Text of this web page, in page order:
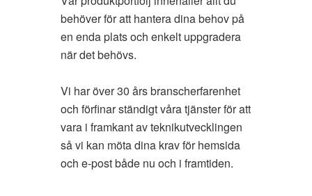
behöver för att hantera dina behov på
en enda plats och enkelt uppgradera
när det behövs.
Vi har över 30 års branscherfarenhet
och förfinar ständigt våra tjänster för att
vara i framkant av teknikutvecklingen
så vi kan möta dina krav för hemsida
och e-post både nu och i framtiden.